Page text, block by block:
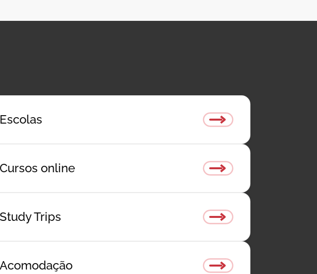
Escolas
Cursos online
Study Trips
Acomodação